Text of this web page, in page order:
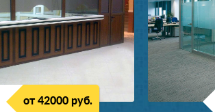
от 42000 руб.